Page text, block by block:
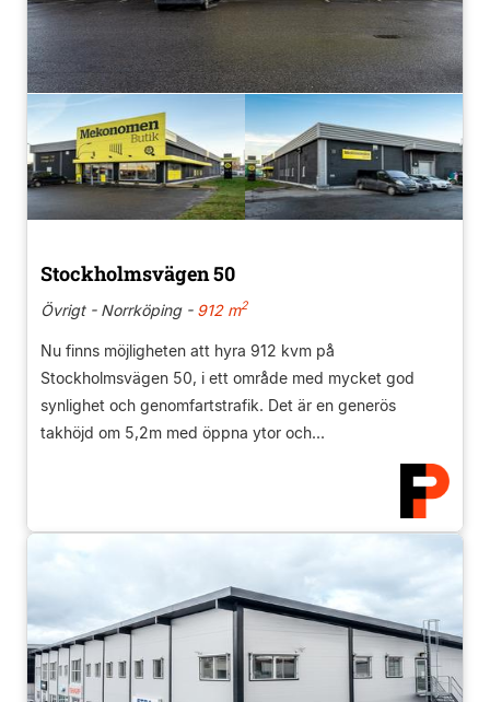
Stockholmsvägen 50
Övrigt - Norrköping -912 m2
Nu finns möjligheten att hyra 912 kvm på
Stockholmsvägen 50, i ett område med mycket god
synlighet och genomfartstrafik. Det är en generös
takhöjd om 5,2m med öppna ytor och...